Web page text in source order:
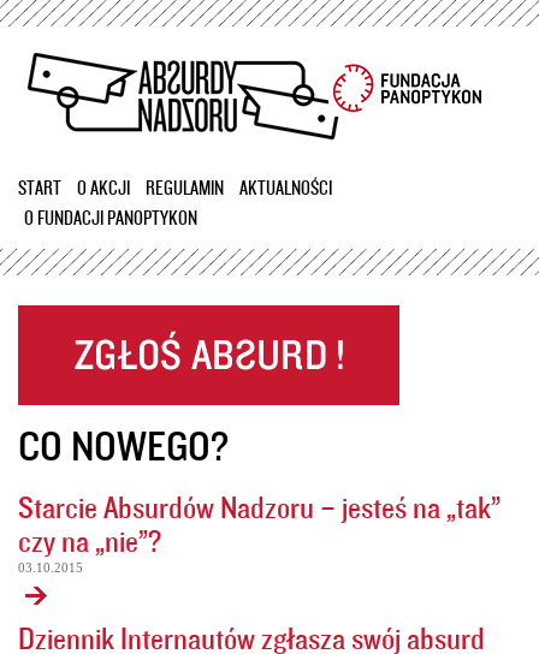
Przejdź
treści
START O AKCJI REGULAMIN
AKTUALNOŚCI
O FUNDACJI PANOPTYKON
CO NOWEGO?
Starcie Absurdów Nadzoru – jesteś na „tak”
czy na „nie”?
03.10.2015
Dziennik Internautów zgłasza swój absurd